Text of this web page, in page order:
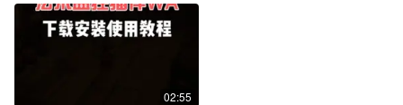
02:55